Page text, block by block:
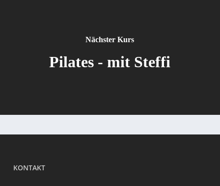
Nächster Kurs
Pilates - mit Steffi
KONTAKT